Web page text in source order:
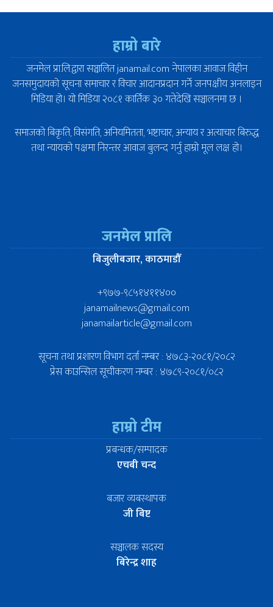
हाम्रो बारे
जनमेल प्रा.लि.द्वारा सञ्चालित janamail.com नेपालका आवाज विहीन
जनसमुदायको सूचना समाचार र विचार आदानप्रदान गर्ने जनपक्षीय अनलाइन
मिडिया हो। यो मिडिया २०८१ कार्तिक ३० गतेदेखि सञ्चालनमा छ ।
समाजको बिकृति, विसंगति, अनियमितता, भष्टाचार, अन्याय र अत्याचार बिरुद्ध
तथा न्यायको पक्षमा निरन्तर आवाज बुलन्द गर्नु हाम्रो मूल लक्ष हो।
जनमेल प्रालि
बिजुलीबजार, काठमाडौँ
+९७७-९८५१४११४००
janamailnews@gmail.com
janamailarticle@gmail.com
सूचना तथा प्रशारण विभाग दर्ता नम्बर : ४७८३-२०८१/२०८२
प्रेस काउन्सिल सूचीकरण नम्बर : ४७८९-२०८१/०८२
हाम्रो टीम
प्रबन्धक/सम्पादक
एचबी चन्द
बजार व्यबस्थापक
जी बिष्ट
सञ्चालक सदस्य
बिरेन्द्र शाह